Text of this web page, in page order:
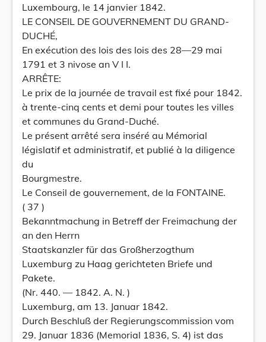
Luxembourg, le 14 janvier 1842.
LE CONSEIL DE GOUVERNEMENT DU GRAND-
DUCHÉ,
En exécution des lois des lois des 28—29 mai
1791 et 3 nivose an V I I.
ARRÊTE:
Le prix de la journée de travail est fixé pour 1842.
à trente-cinq cents et demi pour toutes les villes
et communes du Grand-Duché.
Le présent arrêté sera inséré au Mémorial
législatif et administratif, et publié à la diligence
du
Bourgmestre.
Le Conseil de gouvernement, de la FONTAINE.
( 37 )
Bekanntmachung in Betreff der Freimachung der
an den Herrn
Staatskanzler für das Großherzogthum
Luxemburg zu Haag gerichteten Briefe und
Pakete.
(Nr. 440. — 1842. A. N. )
Luxemburg, am 13. Januar 1842.
Durch Beschluß der Regierungscommission vom
29. Januar 1836 (Memorial 1836, S. 4) ist das